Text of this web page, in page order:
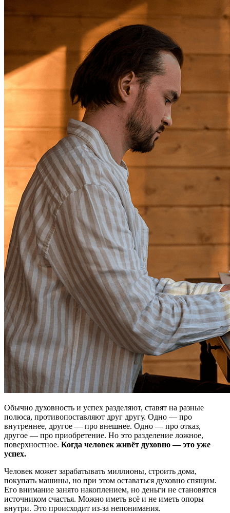
Обычно духовность и успех разделяют, ставят на разные
полюса, противопоставляют друг другу. Одно — про
внутреннее, другое — про внешнее. Одно — про отказ,
другое — про приобретение. Но это разделение ложное,
поверхностное. Когда человек живёт духовно — это уже
успех.
Человек может зарабатывать миллионы, строить дома,
покупать машины, но при этом оставаться духовно спящим.
Его внимание занято накоплением, но деньги не становятся
источником счастья. Можно иметь всё и не иметь опоры
внутри. Это происходит из-за непонимания.